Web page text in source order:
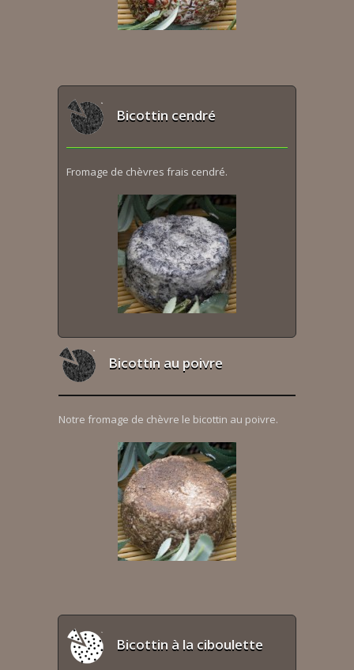
Bicottin cendré
Fromage de chèvres frais cendré.
Bicottin au poivre
Notre fromage de chèvre le bicottin au poivre.
Bicottin à la ciboulette